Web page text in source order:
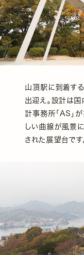
山頂駅に到着す
出迎え。設計は
計事務所「AS」
しい曲線が風景
された展望台です